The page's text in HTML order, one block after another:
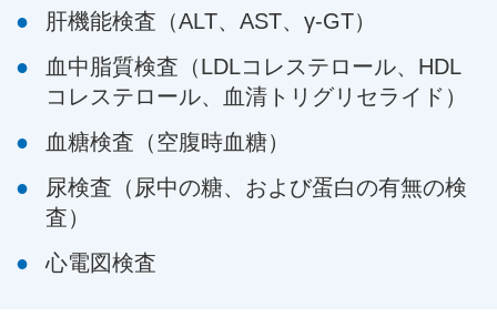
肝機能検査（ALT、AST、γ-GT）
血中脂質検査（LDLコレステロール、HDL
コレステロール、血清トリグリセライド）
血糖検査（空腹時血糖）
尿検査（尿中の糖、および蛋白の有無の検
査）
心電図検査